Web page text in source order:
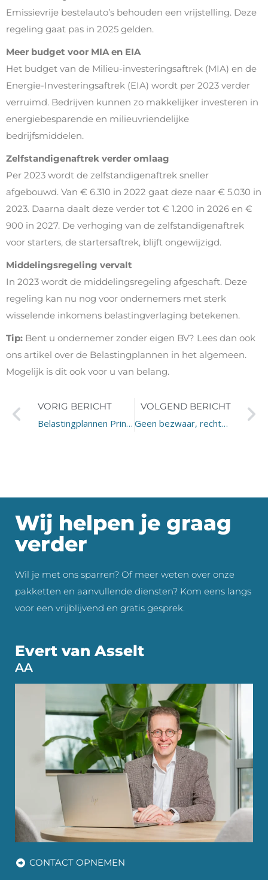
Emissievrije bestelauto’s behouden een vrijstelling. Deze
regeling gaat pas in 2025 gelden.
Meer budget voor MIA en EIA
Het budget van de Milieu-investeringsaftrek (MIA) en de
Energie-Investeringsaftrek (EIA) wordt per 2023 verder
verruimd. Bedrijven kunnen zo makkelijker investeren in
energiebesparende en milieuvriendelijke
bedrijfsmiddelen.
Zelfstandigenaftrek verder omlaag
Per 2023 wordt de zelfstandigenaftrek sneller
afgebouwd. Van € 6.310 in 2022 gaat deze naar € 5.030 in
2023. Daarna daalt deze verder tot € 1.200 in 2026 en €
900 in 2027. De verhoging van de zelfstandigenaftrek
voor starters, de startersaftrek, blijft ongewijzigd.
Middelingsregeling vervalt
In 2023 wordt de middelingsregeling afgeschaft. Deze
regeling kan nu nog voor ondernemers met sterk
wisselende inkomens belastingverlaging betekenen.
Tip: Bent u ondernemer zonder eigen BV? Lees dan ook
ons artikel over de Belastingplannen in het algemeen.
Mogelijk is dit ook voor u van belang.
VORIG BERICHT
Belastingplannen Prinsjesdag: algemeen
VOLGEND BERICHT
Geen bezwaar, rechtsherstel Box 3?
Wij helpen je graag
verder
Wil je met ons sparren? Of meer weten over onze
pakketten en aanvullende diensten? Kom eens langs
voor een vrijblijvend en gratis gesprek.
Evert van Asselt
AA
CONTACT OPNEMEN